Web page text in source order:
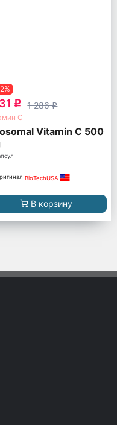
q 1 286q
С
Vitamin C 500
BioTechUSA
В корзину